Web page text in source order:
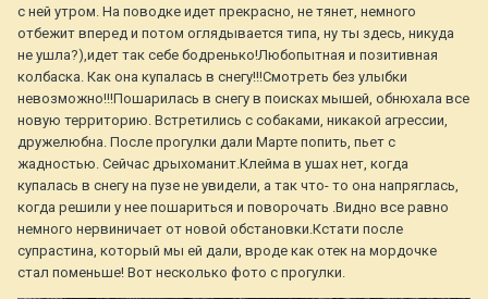
с ней утром. На поводке идет прекрасно, не тянет, немного
отбежит вперед и потом оглядывается типа, ну ты здесь, никуда
не ушла?),идет так себе бодренько!Любопытная и позитивная
колбаска. Как она купалась в снегу!!!Смотреть без улыбки
невозможно!!!Пошарилась в снегу в поисках мышей, обнюхала все
новую территорию. Встретились с собаками, никакой агрессии,
дружелюбна. После прогулки дали Марте попить, пьет с
жадностью. Сейчас дрыхоманит.Клейма в ушах нет, когда
купалась в снегу на пузе не увидели, а так что- то она напряглась,
когда решили у нее пошариться и поворочать .Видно все равно
немного нервиничает от новой обстановки.Кстати после
супрастина, который мы ей дали, вроде как отек на мордочке
стал поменьше! Вот несколько фото с прогулки.